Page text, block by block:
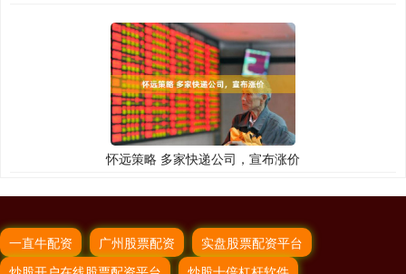
怀远策略 多家快递公司，宣布涨价
一直牛配资 广州股票配资
实盘股票配资平台